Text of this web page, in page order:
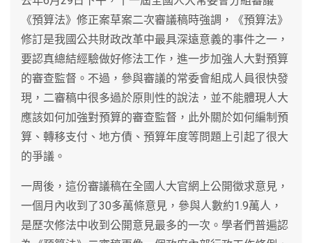
《預算法》修正案草案二次審議稿時強調，《預算法》
修訂是我國公共財政改革中最具深遠意義的事件之一，
要認真總結經驗做好修法工作，進一步加強人大對預算
的審查監督。不過，參與審議的常委會組成人員很快發
現，二審稿中很多過於原則性的說法，並不能體現人大
應該如何加強對預算的審查監督，此外關於如何編制預
算、轉移支付、地方債、預算年度等問題上引起了很大
的爭議。
一周後，這份審議稿在全國人大官網上公開徵求意見，
一個月內收到了30多萬條意見，參與人數約1.9萬人，
是歷次修法中收到公開意見最多的一次。學者們普遍認